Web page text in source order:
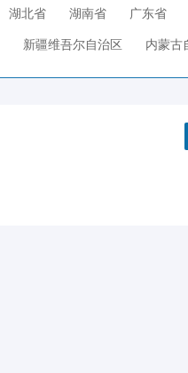
湖北省 湖南省 广东省
新疆维吾尔自治区 内蒙古